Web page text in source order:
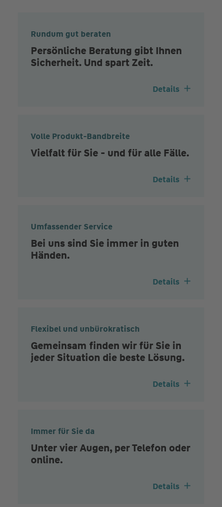
Rundum gut beraten
Persönliche Beratung gibt Ihnen
Sicherheit. Und spart Zeit.
Details
Volle Produkt-Bandbreite
Vielfalt für Sie - und für alle Fälle.
Details
Umfassender Service
Bei uns sind Sie immer in guten
Händen.
Details
Flexibel und unbürokratisch
Gemeinsam finden wir für Sie in
jeder Situation die beste Lösung.
Details
Immer für Sie da
Unter vier Augen, per Telefon oder
online.
Details